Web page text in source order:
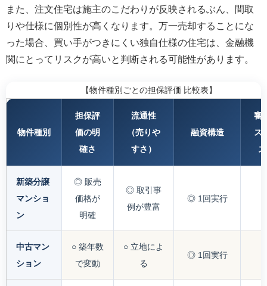
また、注文住宅は施主のこだわりが反映されるぶん、間取
りや仕様に個別性が高くなります。万一売却することにな
った場合、買い手がつきにくい独自仕様の住宅は、金融機
関にとってリスクが高いと判断される可能性があります。
【物件種別ごとの担保評価 比較表】
物件種別
担保評
価の明
確さ
流通性
（売りや
すさ）
融資構造
審
ス
新築分譲
マンショ
ン
◎ 販売
価格が
明確
◎ 取引事
例が豊富
◎ 1回実行
中古マン
ション
○ 築年数
で変動
○ 立地によ
る
◎ 1回実行